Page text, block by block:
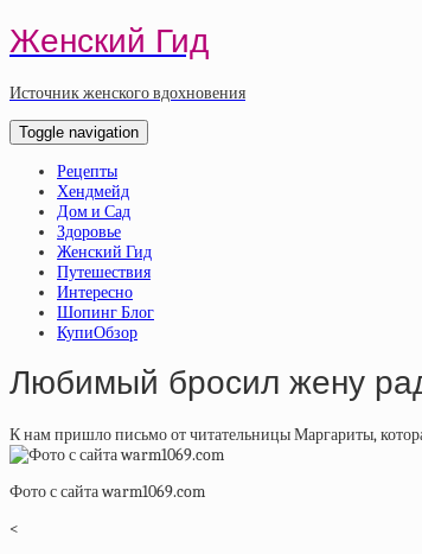
Женский Гид
Источник женского вдохновения
Toggle navigation
Рецепты
Хендмейд
Дом и Сад
Здоровье
Женский Гид
Путешествия
Интересно
Шопинг Блог
КупиОбзор
Любимый бросил жену
К нам пришло письмо от читательницы Маргариты,
Фото с сайта warm1069.com
<